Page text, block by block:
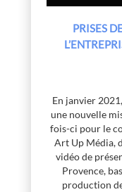
PRISES
En janvier
une nouvelle
fois-ci pour le
Art Up Média,
vidéo de
Provence,
production